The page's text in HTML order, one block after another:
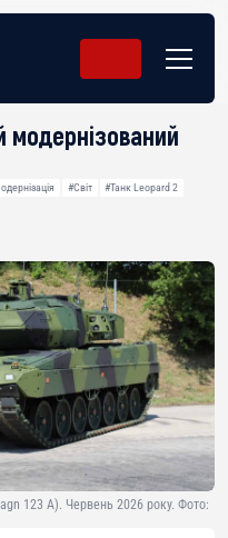
#Світ
#Танк Leopard 2
123 A). Червень 2026 року. Фото: